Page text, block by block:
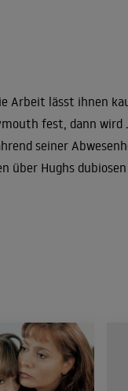
Arbeit lässt ihnen
fest, dann wird
seiner
über Hughs